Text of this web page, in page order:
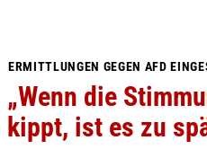
ERMITTLUNGEN GEGEN AFD
„Wenn die
kippt, ist es zu